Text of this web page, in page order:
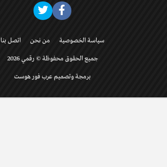
سياسة الخصوصية من نحن اتصل بنا
جميع الحقوق محفوظة © رقمي 2026
برمجة وتصميم عرب فور هوست